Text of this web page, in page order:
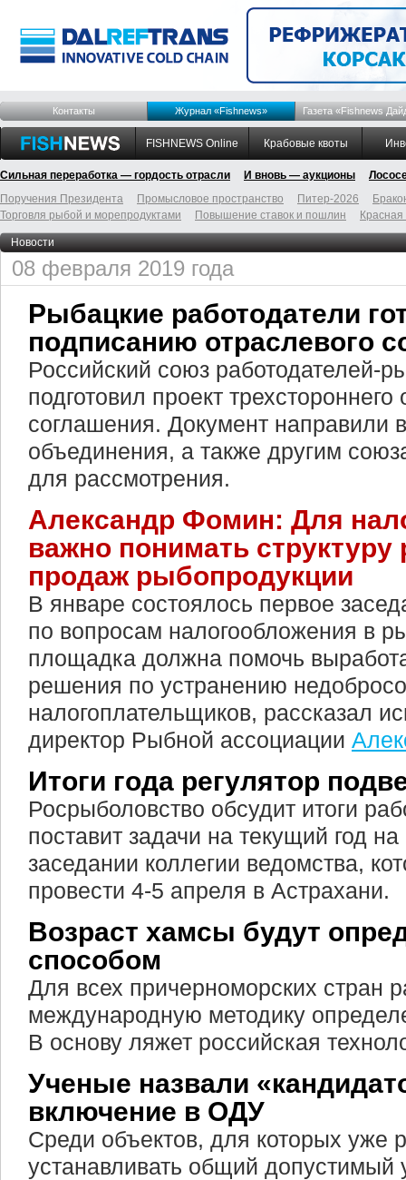
Контакты Журнал «Fishnews» Газета «Fishnews
FISHNEWS Online Крабовые квоты
Сильная переработка — гордость отрасли И вновь — аукционы
Поручения Президента
Промысловое пространство Питер-2026
Торговля рыбой и морепродуктами
Повышение ставок и пошлин
Новости
08 февраля 2019 года
Рыбацкие работодатели
подписанию отраслевого
Российский союз работодателей-
подготовил проект трехстороннего
соглашения. Документ направили
объединения, а также другим
для рассмотрения.
Александр Фомин: Для
важно понимать
продаж рыбопродукции
В январе состоялось первое
по вопросам налогообложения в
площадка должна помочь
решения по устранению
налогоплательщиков, рассказал
директор Рыбной ассоциации
Итоги года регулятор
Росрыболовство обсудит итоги
поставит задачи на текущий год
заседании коллегии ведомства,
провести 4-5 апреля в Астрахани.
Возраст хамсы будут
способом
Для всех причерноморских стран
международную методику
В основу ляжет российская
Ученые назвали
включение в ОДУ
Среди объектов, для которых уже
устанавливать общий допустимый